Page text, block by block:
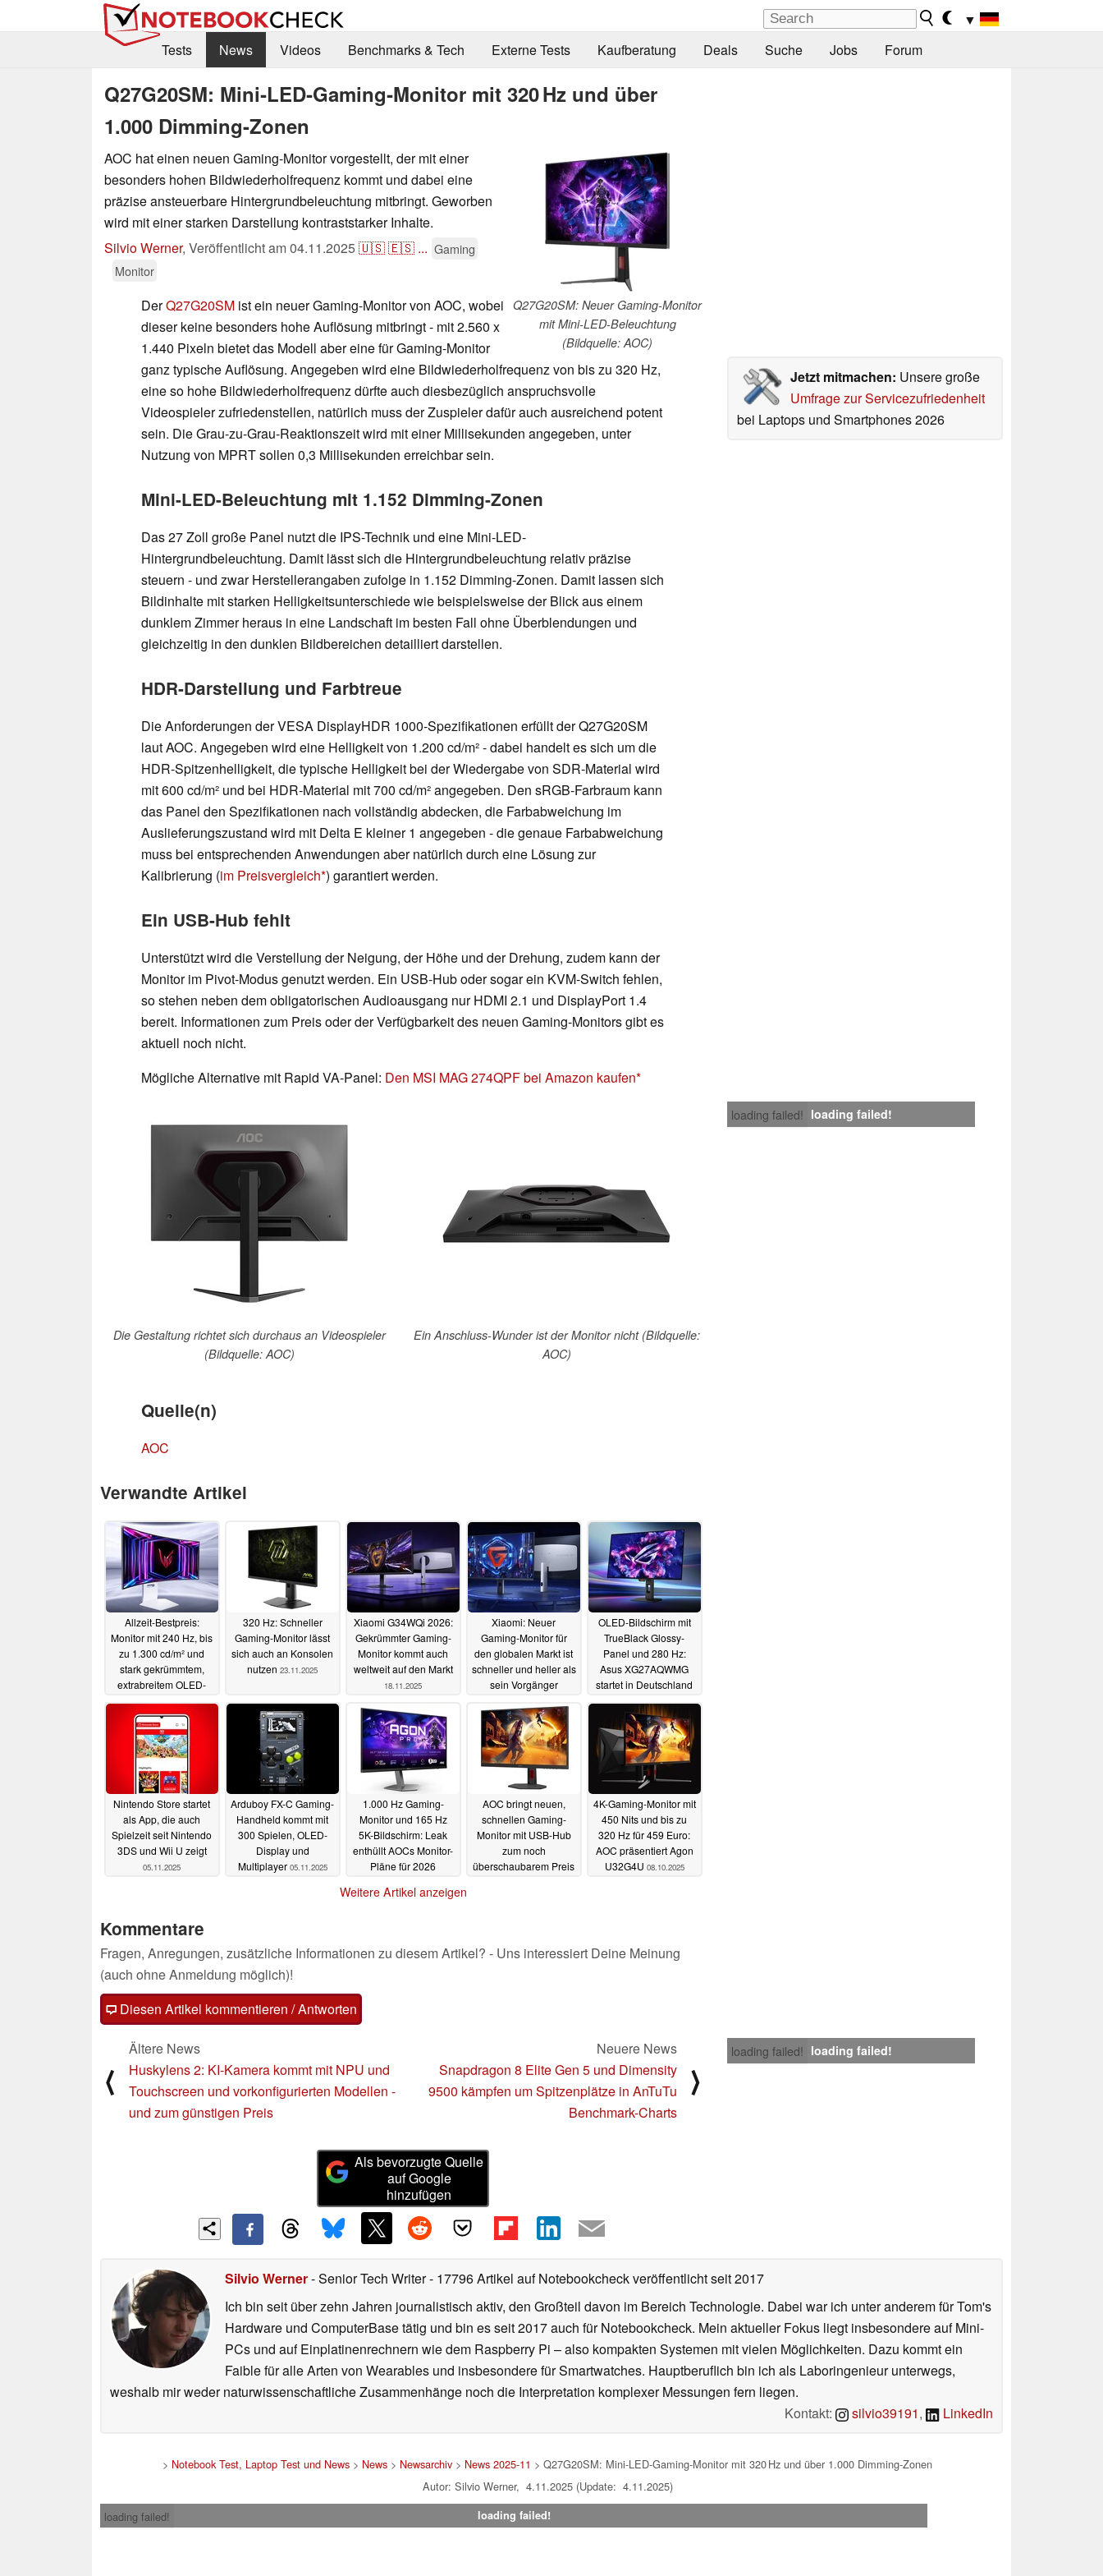
▼
Tests
News Videos Benchmarks & Tech Externe Tests Kaufberatung Deals Suche Jobs Forum
Q27G20SM: Mini‑LED‑Gaming‑Monitor mit 320 Hz und über
1.000 Dimming-Zonen
Q27G20SM: Neuer Gaming-Monitor
mit Mini-LED-Beleuchtung
(Bildquelle: AOC)
AOC hat einen neuen Gaming-Monitor vorgestellt, der mit einer
besonders hohen Bildwiederholfrequenz kommt und dabei eine
präzise ansteuerbare Hintergrundbeleuchtung mitbringt. Geworben
wird mit einer starken Darstellung kontraststarker Inhalte.
Silvio Werner, Veröffentlicht am04.11.2025🇺🇸🇪🇸 ... Gaming
Monitor
Jetzt mitmachen: Unsere große
Umfrage zur Servicezufriedenheit
bei Laptops und Smartphones 2026
DerQ27G20SM ist ein neuer Gaming-Monitor von AOC, wobei
dieser keine besonders hohe Auflösung mitbringt - mit 2.560 x
1.440 Pixeln bietet das Modell aber eine für Gaming-Monitor
ganz typische Auflösung. Angegeben wird eine Bildwiederholfrequenz von bis zu 320 Hz,
eine so hohe Bildwiederholfrequenz dürfte auch diesbezüglich anspruchsvolle
Videospieler zufriedenstellen, natürlich muss der Zuspieler dafür auch ausreichend potent
sein. Die Grau-zu-Grau-Reaktionszeit wird mit einer Millisekunden angegeben, unter
Nutzung von MPRT sollen 0,3 Millisekunden erreichbar sein.
Mini-LED-Beleuchtung mit 1.152 Dimming-Zonen
Das 27 Zoll große Panel nutzt die IPS-Technik und eine Mini-LED-
Hintergrundbeleuchtung. Damit lässt sich die Hintergrundbeleuchtung relativ präzise
steuern - und zwar Herstellerangaben zufolge in 1.152 Dimming-Zonen. Damit lassen sich
Bildinhalte mit starken Helligkeitsunterschiede wie beispielsweise der Blick aus einem
dunklem Zimmer heraus in eine Landschaft im besten Fall ohne Überblendungen und
gleichzeitig in den dunklen Bildbereichen detailliert darstellen.
HDR-Darstellung und Farbtreue
Die Anforderungen der VESA DisplayHDR 1000-Spezifikationen erfüllt der Q27G20SM
laut AOC. Angegeben wird eine Helligkeit von 1.200 cd/m² - dabei handelt es sich um die
HDR-Spitzenhelligkeit, die typische Helligkeit bei der Wiedergabe von SDR-Material wird
mit 600 cd/m² und bei HDR-Material mit 700 cd/m² angegeben. Den sRGB-Farbraum kann
das Panel den Spezifikationen nach vollständig abdecken, die Farbabweichung im
Auslieferungszustand wird mit Delta E kleiner 1 angegeben - die genaue Farbabweichung
muss bei entsprechenden Anwendungen aber natürlich durch eine Lösung zur
Kalibrierung (im Preisvergleich ) garantiert werden.
Ein USB-Hub fehlt
Unterstützt wird die Verstellung der Neigung, der Höhe und der Drehung, zudem kann der
Monitor im Pivot-Modus genutzt werden. Ein USB-Hub oder sogar ein KVM-Switch fehlen,
so stehen neben dem obligatorischen Audioausgang nur HDMI 2.1 und DisplayPort 1.4
bereit. Informationen zum Preis oder der Verfügbarkeit des neuen Gaming-Monitors gibt es
aktuell noch nicht.
Mögliche Alternative mit Rapid VA-Panel: Den MSI MAG 274QPF bei Amazon kaufen
loading failed! loading failed!
Die Gestaltung richtet sich durchaus an Videospieler
(Bildquelle: AOC)
Ein Anschluss-Wunder ist der Monitor nicht (Bildquelle:
AOC)
Quelle(n)
AOC
Verwandte Artikel
Allzeit-Bestpreis:
Monitor mit 240 Hz, bis
zu 1.300 cd/m² und
stark gekrümmtem,
extrabreitem OLED-
besonders günstig
29.11.2025
320 Hz: Schneller
Gaming-Monitor lässt
sich auch an Konsolen
nutzen 23.11.2025
Xiaomi G34WQi 2026:
Gekrümmter Gaming-
Monitor kommt auch
weltweit auf den Markt
18.11.2025
Xiaomi: Neuer
Gaming-Monitor für
den globalen Markt ist
schneller und heller als
sein Vorgänger
OLED-Bildschirm mit
TrueBlack Glossy-
Panel und 280 Hz:
Asus XG27AQWMG
startet in Deutschland
07.11.2025
Nintendo Store startet
als App, die auch
Spielzeit seit Nintendo
3DS und Wii U zeigt
05.11.2025
Arduboy FX-C Gaming-
Handheld kommt mit
300 Spielen, OLED-
Display und
Multiplayer 05.11.2025
1.000 Hz Gaming-
Monitor und 165 Hz
5K-Bildschirm: Leak
enthüllt AOCs Monitor-
Pläne für 2026
AOC bringt neuen,
schnellen Gaming-
Monitor mit USB-Hub
zum noch
überschaubarem Preis
4K-Gaming-Monitor mit
450 Nits und bis zu
320 Hz für 459 Euro:
AOC präsentiert Agon
U32G4U 08.10.2025
Weitere Artikel anzeigen
Kommentare
Fragen, Anregungen, zusätzliche Informationen zu diesem Artikel? - Uns interessiert Deine Meinung
(auch ohne Anmeldung möglich)!
Diesen Artikel kommentieren / Antworten
loading failed! loading failed!
⟨
Ältere News
Huskylens 2: KI-Kamera kommt mit NPU und
Touchscreen und vorkonfigurierten Modellen -
und zum günstigen Preis
Neuere News
Snapdragon 8 Elite Gen 5 und Dimensity
9500 kämpfen um Spitzenplätze in AnTuTu
Benchmark-Charts
⟩
Als bevorzugte Quelle
auf Google
hinzufügen
Silvio Werner- Senior Tech Writer- 17796 Artikel auf Notebookcheck veröffentlichtseit 2017
Ich bin seit über zehn Jahren journalistisch aktiv, den Großteil davon im Bereich Technologie. Dabei war ich unter anderem für Tom's
Hardware und ComputerBase tätig und bin es seit 2017 auch für Notebookcheck. Mein aktueller Fokus liegt insbesondere auf Mini-
PCs und auf Einplatinenrechnern wie dem Raspberry Pi – also kompakten Systemen mit vielen Möglichkeiten. Dazu kommt ein
Faible für alle Arten von Wearables und insbesondere für Smartwatches. Hauptberuflich bin ich als Laboringenieur unterwegs,
weshalb mir weder naturwissenschaftliche Zusammenhänge noch die Interpretation komplexer Messungen fern liegen.
Kontakt:
silvio39191, LinkedIn
> Notebook Test, Laptop Test und News > News > Newsarchiv > News 2025-11 > Q27G20SM: Mini‑LED‑Gaming‑Monitor mit 320 Hz und über 1.000 Dimming-Zonen
Autor: Silvio Werner, 4.11.2025 (Update: 4.11.2025)
loading failed!
loading failed!